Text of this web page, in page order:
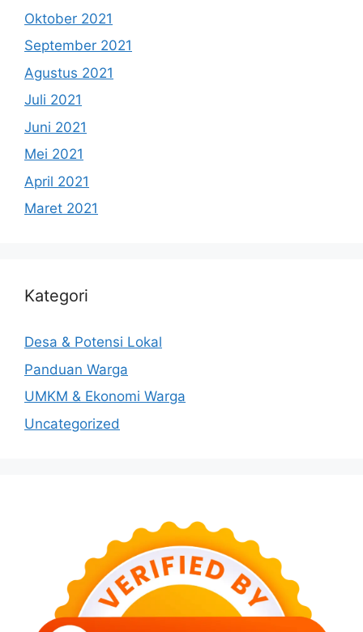
Oktober 2021
September 2021
Agustus 2021
Juli 2021
Juni 2021
Mei 2021
April 2021
Maret 2021
Kategori
Desa & Potensi Lokal
Panduan Warga
UMKM & Ekonomi Warga
Uncategorized